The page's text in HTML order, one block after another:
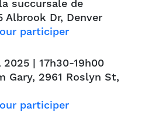
succursale de
Albrook Dr, Denver
participer
| 17h30-19h00
Gary, 2961 Roslyn St,
participer